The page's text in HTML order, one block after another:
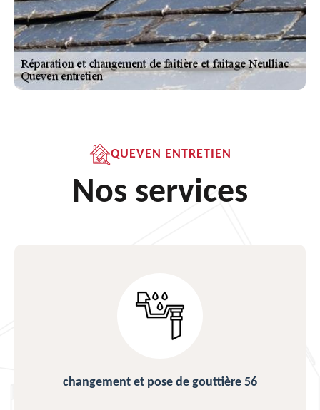
QUEVEN ENTRETIEN
Nos services
changement et pose de gouttière 56